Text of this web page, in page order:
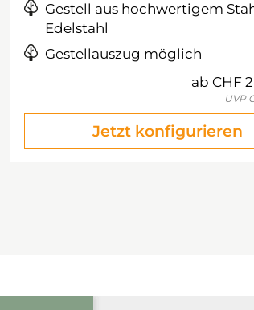
Gestell aus hochwertigem
Edelstahl
Gestellauszug möglich
ab CHF
UVP
Jetzt konfigurieren